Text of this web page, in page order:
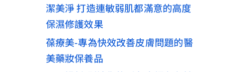
潔美淨 打造連敏弱肌都滿意的高度
保濕修護效果
葆療美-專為快效改善皮膚問題的醫
美藥妝保養品